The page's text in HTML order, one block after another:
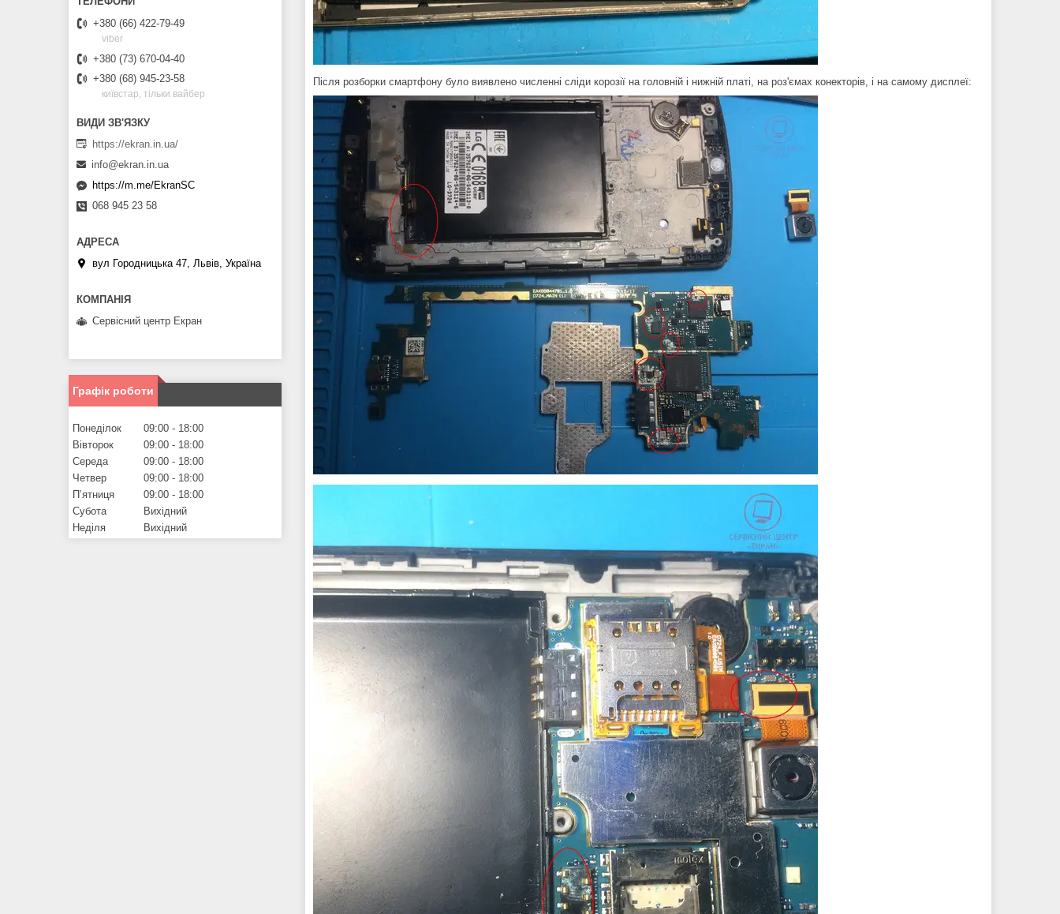
Після розборки смартфону було виявлено численні сліди корозії на головній і нижній платі, на роз'ємах конекторів, і на самому дисплеї:
+380 (66) 422-79-49
viber
+380 (73) 670-04-40
+380 (68) 945-23-58
київстар, тільки вайбер
https://ekran.in.ua/
info@ekran.in.ua
https://m.me/EkranSC
068 945 23 58
вул Городницька 47, Львів, Україна
Сервісний центр Екран
Графік роботи
Понеділок 09:00
18:00
Вівторок
09:00
18:00
Середа
09:00
18:00
Четвер
09:00
18:00
Пʼятниця
09:00
18:00
Субота
Вихідний
Неділя
Вихідний